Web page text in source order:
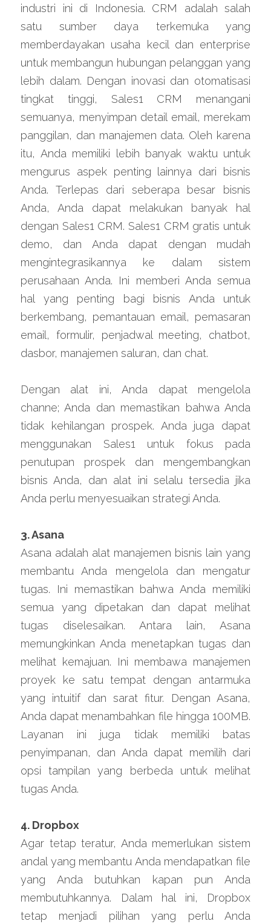
industri ini di Indonesia. CRM adalah salah
satu sumber daya terkemuka yang
memberdayakan usaha kecil dan enterprise
untuk membangun hubungan pelanggan yang
lebih dalam. Dengan inovasi dan otomatisasi
tingkat tinggi, Sales1 CRM menangani
semuanya, menyimpan detail email, merekam
panggilan, dan manajemen data. Oleh karena
itu, Anda memiliki lebih banyak waktu untuk
mengurus aspek penting lainnya dari bisnis
Anda. Terlepas dari seberapa besar bisnis
Anda, Anda dapat melakukan banyak hal
dengan Sales1 CRM. Sales1 CRM gratis untuk
demo, dan Anda dapat dengan mudah
mengintegrasikannya ke dalam sistem
perusahaan Anda. Ini memberi Anda semua
hal yang penting bagi bisnis Anda untuk
berkembang, pemantauan email, pemasaran
email, formulir, penjadwal meeting, chatbot,
dasbor, manajemen saluran, dan chat.
Dengan alat ini, Anda dapat mengelola
channe; Anda dan memastikan bahwa Anda
tidak kehilangan prospek. Anda juga dapat
menggunakan Sales1 untuk fokus pada
penutupan prospek dan mengembangkan
bisnis Anda, dan alat ini selalu tersedia jika
Anda perlu menyesuaikan strategi Anda.
3. Asana
Asana adalah alat manajemen bisnis lain yang
membantu Anda mengelola dan mengatur
tugas. Ini memastikan bahwa Anda memiliki
semua yang dipetakan dan dapat melihat
tugas diselesaikan. Antara lain, Asana
memungkinkan Anda menetapkan tugas dan
melihat kemajuan. Ini membawa manajemen
proyek ke satu tempat dengan antarmuka
yang intuitif dan sarat fitur. Dengan Asana,
Anda dapat menambahkan file hingga 100MB.
Layanan ini juga tidak memiliki batas
penyimpanan, dan Anda dapat memilih dari
opsi tampilan yang berbeda untuk melihat
tugas Anda.
4. Dropbox
Agar tetap teratur, Anda memerlukan sistem
andal yang membantu Anda mendapatkan file
yang Anda butuhkan kapan pun Anda
membutuhkannya. Dalam hal ini, Dropbox
tetap menjadi pilihan yang perlu Anda